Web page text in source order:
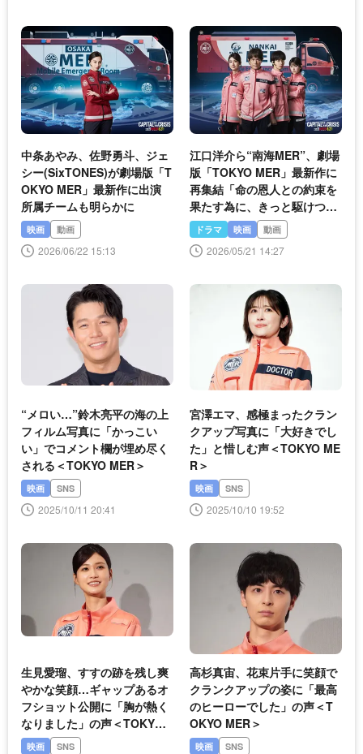
中条あやみ、佐野勇斗、ジェ
シー(SixTONES)が劇場版「T
OKYO MER」最新作に出演
所属チームも明らかに
映画 動画
2026/06/22 15:13
江口洋介ら“南海MER”、劇場
版「TOKYO MER」最新作に
再集結「命の恩人との約束を
果たす為に、きっと駆けつけ
るはず!?」
ドラマ 映画 動画
2026/05/21 14:27
“メロい…”鈴木亮平の海の上
フィルム写真に「かっこい
い」でコメント欄が埋め尽く
される＜TOKYO MER＞
映画 SNS
2025/10/11 20:41
宮澤エマ、感極まったクラン
クアップ写真に「大好きでし
た」と惜しむ声＜TOKYO ME
R＞
映画 SNS
2025/10/10 19:52
生見愛瑠、すすの跡を残し爽
やかな笑顔…ギャップあるオ
フショット公開に「胸が熱く
なりました」の声＜TOKYO
MER＞
映画 SNS
高杉真宙、花束片手に笑顔で
クランクアップの姿に「最高
のヒーローでした」の声＜T
OKYO MER＞
映画 SNS